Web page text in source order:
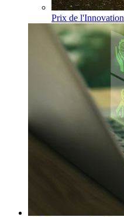
Prix de l'Innovation